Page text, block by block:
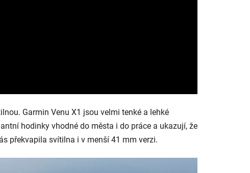
Garmin Venu X1 jsou velmi tenké a lehké
hodinky vhodné do města i do práce a ukazují, že
překvapila svítilna i v menší 41 mm verzi.